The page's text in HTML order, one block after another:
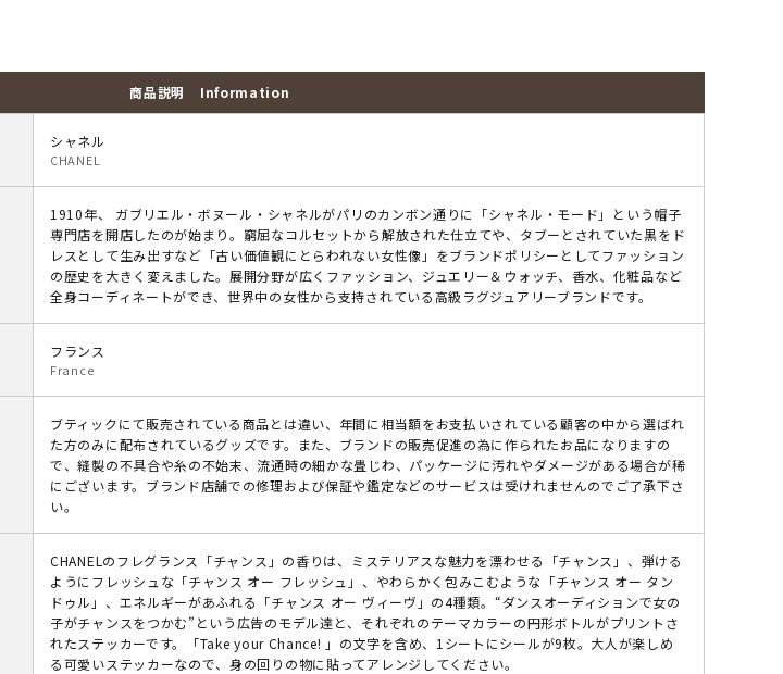
商品説明 Information
シャネル
CHANEL
1910年、 ガブリエル・ボヌール・シャネルがパリのカンボン通りに「シャネル・モード」という帽子
専門店を開店したのが始まり。窮屈なコルセットから解放された仕立てや、タブーとされていた黒をド
レスとして生み出すなど「古い価値観にとらわれない女性像」をブランドポリシーとしてファッション
の歴史を大きく変えました。展開分野が広くファッション、ジュエリー＆ウォッチ、香水、化粧品など
全身コーディネートができ、世界中の女性から支持されている高級ラグジュアリーブランドです。
フランス
France
ブティックにて販売されている商品とは違い、年間に相当額をお支払いされている顧客の中から選ばれ
た方のみに配布されているグッズです。また、ブランドの販売促進の為に作られたお品になりますの
で、縫製の不具合や糸の不始末、流通時の細かな畳じわ、パッケージに汚れやダメージがある場合が稀
にございます。ブランド店舗での修理および保証や鑑定などのサービスは受けれませんのでご了承下さ
い。
CHANELのフレグランス「チャンス」の香りは、ミステリアスな魅力を漂わせる「チャンス」、弾ける
ようにフレッシュな「チャンス オー フレッシュ」、やわらかく包みこむような「チャンス オー タン
ドゥル」、エネルギーがあふれる「チャンス オー ヴィーヴ」の4種類。“ダンスオーディションで女の
子がチャンスをつかむ”という広告のモデル達と、それぞれのテーマカラーの円形ボトルがプリントさ
れたステッカーです。「Take your Chance! 」の文字を含め、1シートにシールが9枚。大人が楽しめ
る可愛いステッカーなので、身の回りの物に貼ってアレンジしてください。